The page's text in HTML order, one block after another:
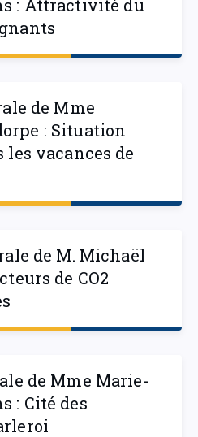
: Attractivité du
de Mme
: Situation
vacances de
de M. Michaël
de CO2
de Mme Marie-
: Cité des